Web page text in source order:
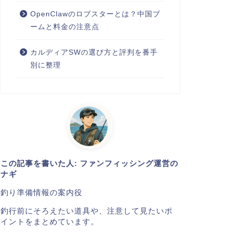
OpenClawのロブスターとは？中国ブ
ームと料金の注意点
カルディアSWの選び方と評判を番手
別に整理
この記事を書いた人: ファンフィッシング運営の
ナギ
釣り準備情報の案内役
釣行前にそろえたい道具や、注意して見たいポ
イントをまとめています。